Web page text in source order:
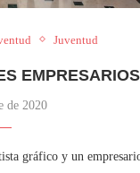
Juventud
EMPRESARIOS
de 2020
gráfico y un